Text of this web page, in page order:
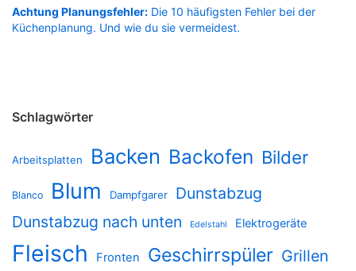
Achtung Planungsfehler: Die 10 häufigsten Fehler bei der
Küchenplanung. Und wie du sie vermeidest.
Schlagwörter
Arbeitsplatten Backen Backofen Bilder
Blanco Blum Dampfgarer
Dunstabzug
Dunstabzug nach unten
Edelstahl Elektrogeräte
Fleisch Fronten Geschirrspüler Grillen